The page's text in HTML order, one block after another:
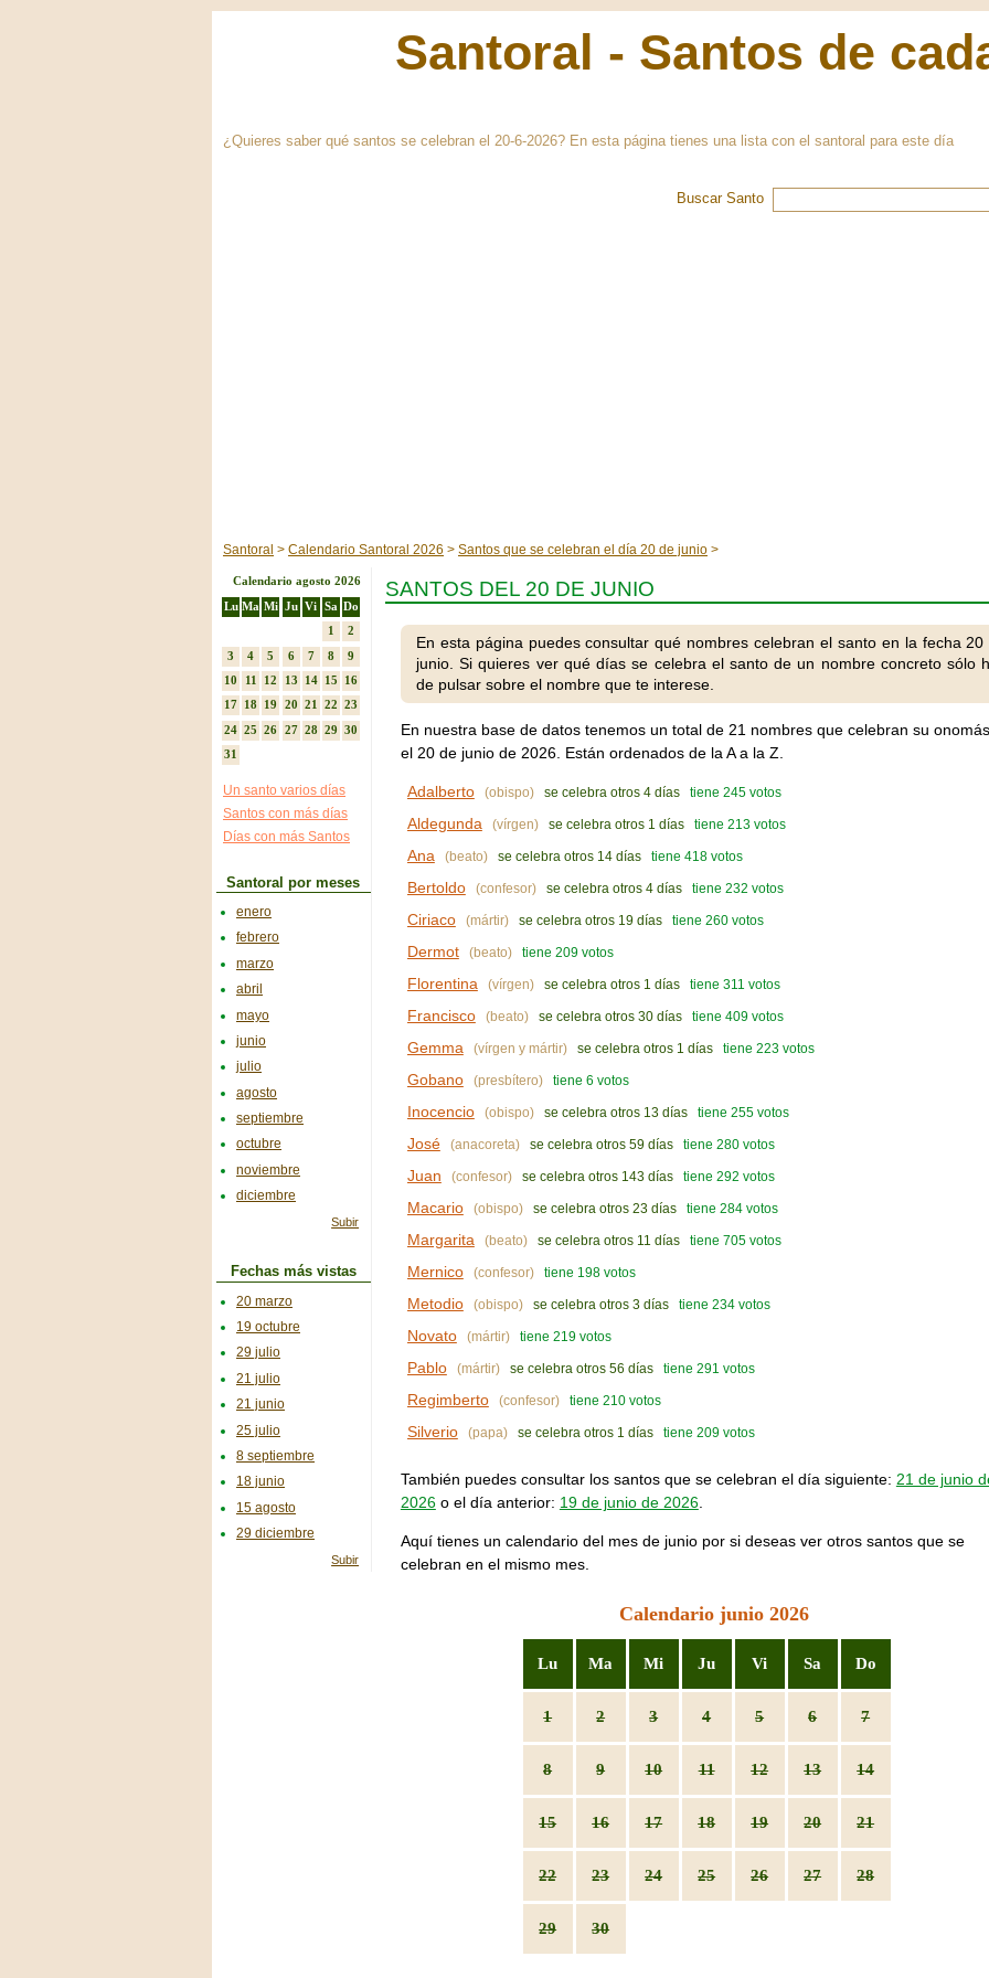
Santoral - Santos de
¿Quieres saber qué santos se celebran el 20-6-2026? En esta página tienes una lista con el santoral para este día
Buscar Santo
Santoral Calendario Santoral 2026 Santos que se celebran el día 20 de junio
SANTOS DEL 20 DE JUNIO
En esta página puedes consultar qué nombres celebran el santo en la fecha 20
junio. Si quieres ver qué días se celebra el santo de un nombre concreto sólo
de pulsar sobre el nombre que te interese.
En nuestra base de datos tenemos un total de 21 nombres que celebran su
el 20 de junio de 2026. Están ordenados de la A a la Z.
Adalberto (obispo) se celebra otros 4 días tiene 245 votos
Aldegunda (vírgen) se celebra otros 1 días tiene 213 votos
Ana (beato) se celebra otros 14 días tiene 418 votos
Bertoldo (confesor) se celebra otros 4 días tiene 232 votos
Ciriaco (mártir) se celebra otros 19 días tiene 260 votos
Dermot (beato) tiene 209 votos
Florentina (vírgen) se celebra otros 1 días tiene 311 votos
Francisco (beato) se celebra otros 30 días tiene 409 votos
Gemma (vírgen y mártir) se celebra otros 1 días tiene 223 votos
Gobano (presbítero) tiene 6 votos
Inocencio (obispo) se celebra otros 13 días tiene 255 votos
José (anacoreta) se celebra otros 59 días tiene 280 votos
Juan (confesor) se celebra otros 143 días tiene 292 votos
Macario (obispo) se celebra otros 23 días tiene 284 votos
Margarita (beato) se celebra otros 11 días tiene 705 votos
Mernico (confesor) tiene 198 votos
Metodio (obispo) se celebra otros 3 días tiene 234 votos
Novato (mártir) tiene 219 votos
Pablo (mártir) se celebra otros 56 días tiene 291 votos
Regimberto (confesor) tiene 210 votos
Silverio (papa) se celebra otros 1 días tiene 209 votos
También puedes consultar los santos que se celebran el día siguiente: 21 de junio
2026o el día anterior: 19 de junio de 2026.
Aquí tienes un calendario del mes de junio por si deseas ver otros santos que se
celebran en el mismo mes.
Calendario junio 2026
Lu Ma Mi Ju Vi Sa Do
1 2 3 4 5 6 7
8 9 10 11 12 13 14
15 16 17 18 19 20 21
22 23 24 25 26 27 28
29 30
Calendario agosto 2026
Lu Ma Mi Ju Vi Sa Do
1
2
3
4 5 6 7 8
9
10
11 12 13 14 15
16
17 18 19 20 21 22
23
24 25 26 27 28 29
30
31
Un santo varios días
Santos con más días
Días con más Santos
Santoral por meses
enero
febrero
marzo
abril
mayo
junio
julio
agosto
septiembre
octubre
noviembre
diciembre
Subir
Fechas más vistas
20 marzo
19 octubre
29 julio
21 julio
21 junio
25 julio
8 septiembre
18 junio
15 agosto
29 diciembre
Subir